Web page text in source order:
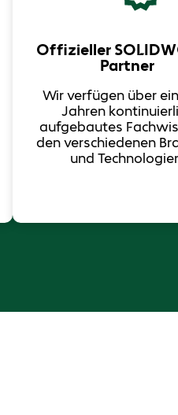
Offizieller
Partner
Wir verfügen über
Jahren
aufgebautes
den verschiedenen
und